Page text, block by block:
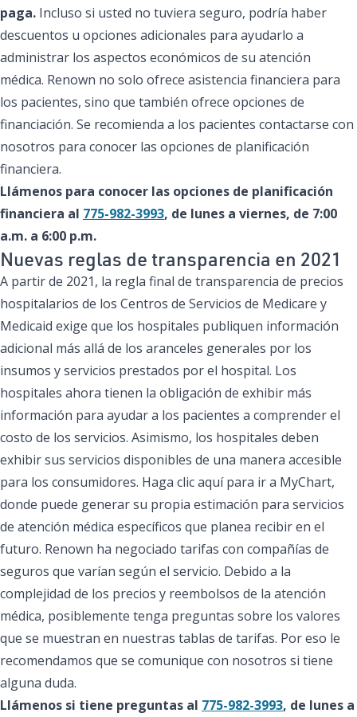
paga. Incluso si usted no tuviera seguro, podría haber
descuentos u opciones adicionales para ayudarlo a
administrar los aspectos económicos de su atención
médica. Renown no solo ofrece asistencia financiera para
los pacientes, sino que también ofrece opciones de
financiación. Se recomienda a los pacientes contactarse con
nosotros para conocer las opciones de planificación
financiera.
Llámenos para conocer las opciones de planificación
financiera al 775-982-3993, de lunes a viernes, de 7:00
a.m. a 6:00 p.m.
Nuevas reglas de transparencia en 2021
A partir de 2021, la regla final de transparencia de precios
hospitalarios de los Centros de Servicios de Medicare y
Medicaid exige que los hospitales publiquen información
adicional más allá de los aranceles generales por los
insumos y servicios prestados por el hospital. Los
hospitales ahora tienen la obligación de exhibir más
información para ayudar a los pacientes a comprender el
costo de los servicios. Asimismo, los hospitales deben
exhibir sus servicios disponibles de una manera accesible
para los consumidores. Haga clic aquí para ir a MyChart,
donde puede generar su propia estimación para servicios
de atención médica específicos que planea recibir en el
futuro. Renown ha negociado tarifas con compañías de
seguros que varían según el servicio. Debido a la
complejidad de los precios y reembolsos de la atención
médica, posiblemente tenga preguntas sobre los valores
que se muestran en nuestras tablas de tarifas. Por eso le
recomendamos que se comunique con nosotros si tiene
alguna duda.
Llámenos si tiene preguntas al 775-982-3993, de lunes a